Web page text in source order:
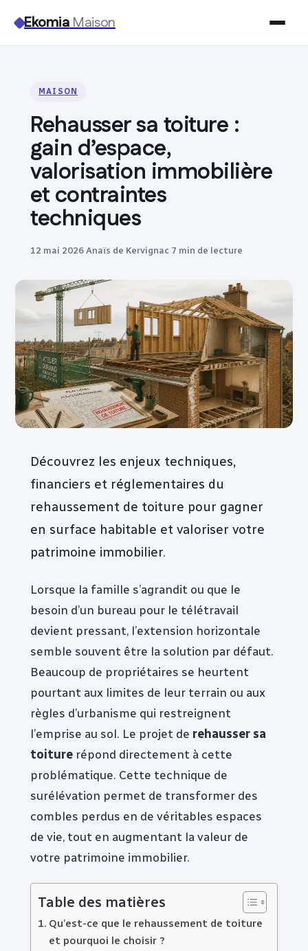
EkomiaMaison
Jardinage
Immobilier
Déco
MAISON
Rehausser sa toiture :
gain d’espace,
valorisation immobilière
et contraintes
techniques
12 mai 2026Anaïs de Kervignac 7 min de lecture
Découvrez les enjeux techniques,
financiers et réglementaires du
rehaussement de toiture pour gagner
en surface habitable et valoriser votre
patrimoine immobilier.
Lorsque la famille s’agrandit ou que le
besoin d’un bureau pour le télétravail
devient pressant, l’extension horizontale
semble souvent être la solution par défaut.
Beaucoup de propriétaires se heurtent
pourtant aux limites de leur terrain ou aux
règles d’urbanisme qui restreignent
l’emprise au sol. Le projet de rehausser sa
toiture répond directement à cette
problématique. Cette technique de
surélévation permet de transformer des
combles perdus en de véritables espaces
de vie, tout en augmentant la valeur de
votre patrimoine immobilier.
Table des matières
Qu’est-ce que le rehaussement de toiture
et pourquoi le choisir ?